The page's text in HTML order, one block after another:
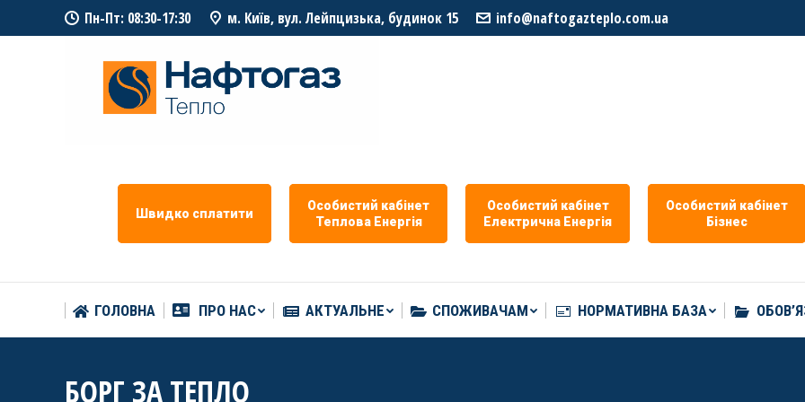
Пн-Пт: 08:30-17:30 м. Київ, вул. Лейпцизька, будинок 15 info@naftogazteplo.com.ua
Швидко сплатити
Особистий кабiнет
Теплова Eнергiя
Особистий кабiнет
Eлектрична Eнергія
Особистий кабiнет
Бізнес
ГОЛОВНА ПРО НАС АКТУАЛЬНЕ СПОЖИВАЧАМ НОРМАТИВНА БАЗА
БОРГ ЗА ТЕПЛО
ГОЛОВНА ПРО НАС АКТУАЛЬНЕ СПОЖИВАЧАМ НОРМАТИВНА БАЗА